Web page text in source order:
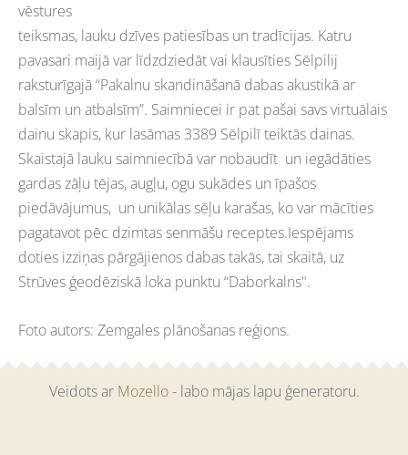
vēstures
teiksmas, lauku dzīves patiesības un tradīcijas. Katru
pavasari maijā var līdzdziedāt vai klausīties Sēlpilij
raksturīgajā “Pakalnu skandināšanā dabas akustikā ar
balsīm un atbalsīm”. Saimniecei ir pat pašai savs virtuālais
dainu skapis, kur lasāmas 3389 Sēlpilī teiktās dainas.
Skaistajā lauku saimniecībā var nobaudīt un iegādāties
gardas zāļu tējas, augļu, ogu sukādes un īpašos
piedāvājumus, un unikālas sēļu karašas, ko var mācīties
pagatavot pēc dzimtas senmāšu receptes.Iespējams
doties izziņas pārgājienos dabas takās, tai skaitā, uz
Strūves ģeodēziskā loka punktu “Daborkalns".
Foto autors: Zemgales plānošanas reģions.
Veidots ar Mozello- labo mājas lapu ģeneratoru.